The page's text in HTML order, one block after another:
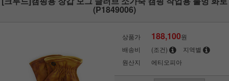
(P1849006)
상품가 188,100원
배송비
(조건)
지역별
원산지
에티오피아